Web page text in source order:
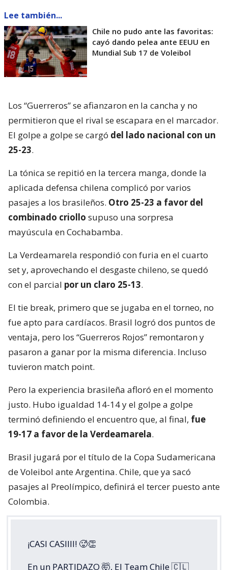
Lee también...
Chile no pudo ante las favoritas:
cayó dando pelea ante EEUU en
Mundial Sub 17 de Voleibol
Los “Guerreros” se afianzaron en la cancha y no
permitieron que el rival se escapara en el marcador.
El golpe a golpe se cargó del lado nacional con un
25-23.
La tónica se repitió en la tercera manga, donde la
aplicada defensa chilena complicó por varios
pasajes a los brasileños. Otro 25-23 a favor del
combinado criollo supuso una sorpresa
mayúscula en Cochabamba.
La Verdeamarela respondió con furia en el cuarto
set y, aprovechando el desgaste chileno, se quedó
con el parcial por un claro 25-13.
El tie break, primero que se jugaba en el torneo, no
fue apto para cardíacos. Brasil logró dos puntos de
ventaja, pero los “Guerreros Rojos” remontaron y
pasaron a ganar por la misma diferencia. Incluso
tuvieron match point.
Pero la experiencia brasileña afloró en el momento
justo. Hubo igualdad 14-14 y el golpe a golpe
terminó definiendo el encuentro que, al final, fue
19-17 a favor de la Verdeamarela.
Brasil jugará por el título de la Copa Sudamericana
de Voleibol ante Argentina. Chile, que ya sacó
pasajes al Preolímpico, definirá el tercer puesto ante
Colombia.
¡CASI CASIIII! 🥵👏
En un PARTIDAZO 🤯, El Team Chile 🇨🇱